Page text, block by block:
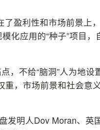
盈利性和市场前景上
化应用的“种子”项目，
，不给“脑洞”人为地设
，市场前景和社会意
发明人Dov Moran、英